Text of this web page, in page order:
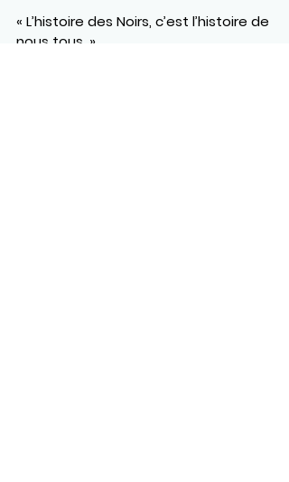
« L’histoire des Noirs, c’est l’histoire de
nous tous. »